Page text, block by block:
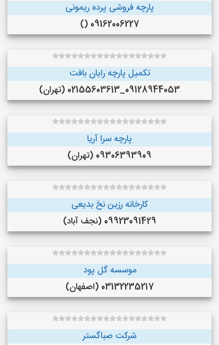
پارچه فروشی پرده ریمونی
09162006227 ()
تکمیل پارچه رایان بافت
09128944053_02155603613 (تهران)
پارچه سرا آریا
09306393909 (تهران)
کارخانه رزین نخ بدیعی
09923091429 (نجف‌ آباد)
موسسه گل پود
03132235217 (اصفهان)
شرکت صباگستر